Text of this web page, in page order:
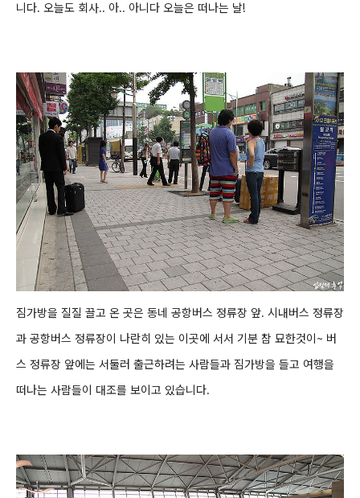
니다. 오늘도 회사.. 아.. 아니다 오늘은 떠나는 날!
짐가방을 질질 끌고 온 곳은 동네 공항버스 정류장 앞. 시내버스 정류장
과 공항버스 정류장이 나란히 있는 이곳에 서서 기분 참 묘한것이~ 버
스 정류장 앞에는 서둘러 출근하려는 사람들과 짐가방을 들고 여행을
떠나는 사람들이 대조를 보이고 있습니다.